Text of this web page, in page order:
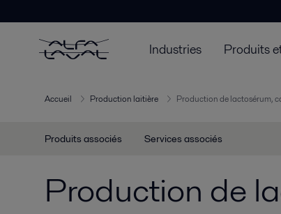
Industries Produits
Accueil Production laitière Production de lactosérum,
Produits associés Services associés
Production de